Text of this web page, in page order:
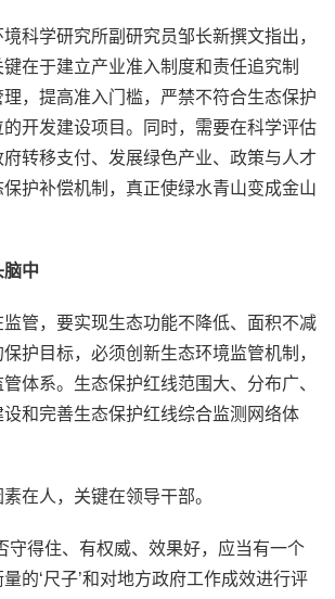
科学研究所副研究员邹长新撰文指出，
在于建立产业准入制度和责任追究制
，提高准入门槛，严禁不符合生态保护
开发建设项目。同时，需要在科学评估
转移支付、发展绿色产业、政策与人才
护补偿机制，真正使绿水青山变成金山
中
管，要实现生态功能不降低、面积不减
护目标，必须创新生态环境监管机制，
体系。生态保护红线范围大、分布广、
和完善生态保护红线综合监测网络体
在人，关键在领导干部。
守得住、有权威、效果好，应当有一个
的‘尺子’和对地方政府工作成效进行评